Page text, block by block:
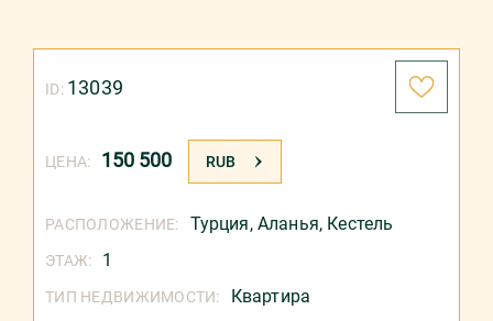
ЦЕНА: 150 500 RUB
ID: 13039
РАСПОЛОЖЕНИЕ: Турция, Аланья, Кестель
ЭТАЖ: 1
ТИП НЕДВИЖИМОСТИ: Квартира